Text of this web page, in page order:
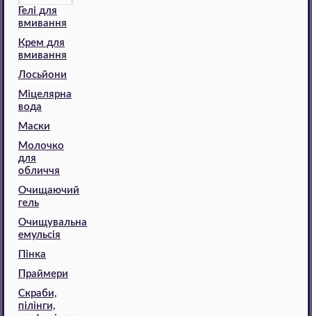
Гелі для
вмивання
Крем для
вмивання
Лосьйони
Міцелярна
вода
Маски
Молочко
для
обличчя
Очищаючий
гель
Очищувальна
емульсія
Пінка
Праймери
Скраби,
пілінги,